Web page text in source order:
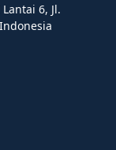
6, Jl.